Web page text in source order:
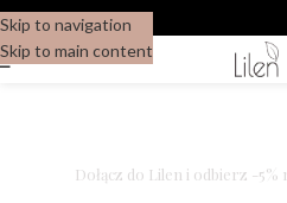
Skip to navigation
Skip to main content
Dołącz do Lilen i odbierz -